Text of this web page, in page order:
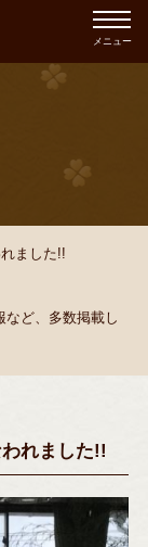
メニュー
ました!!
ど、多数掲載し
れました!!